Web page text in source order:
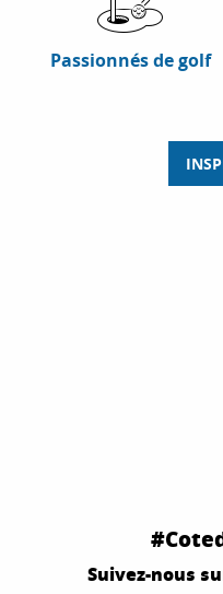
Passionnés de golf
Suivez-nous